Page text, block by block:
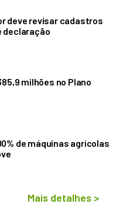
deve revisar cadastros
declaração
milhões no Plano
de máquinas agrícolas
Mais detalhes >